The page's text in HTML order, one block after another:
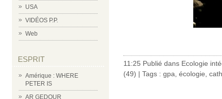
USA
VIDÉOS P.P.
Web
ESPRIT
Amérique : WHERE
PETER IS
AR GEDOUR
11:25 Publié dans Ecologie
(49) | Tags : gpa écologie